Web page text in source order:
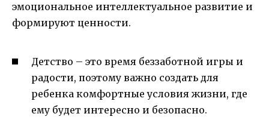
эмоциональное интеллектуальное развитие и
формируют ценности.
Детство – это время беззаботной игры и
радости, поэтому важно создать для
ребенка комфортные условия жизни, где
ему будет интересно и безопасно.